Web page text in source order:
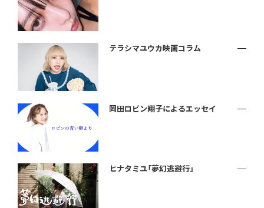
テラシマユウカ映画コラム
岡田ロビン翔子によるエッセイ
ヒナタミユ「夢幻逃避行」